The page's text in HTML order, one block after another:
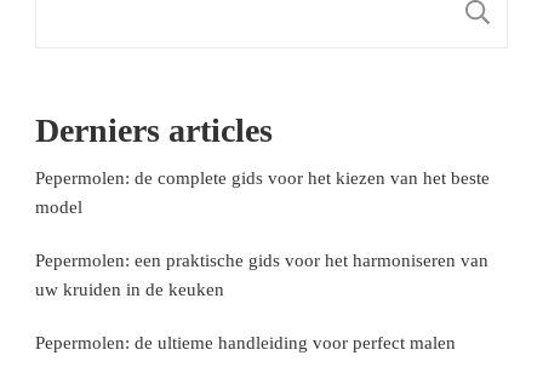
Derniers articles
Pepermolen: de complete gids voor het kiezen van het beste
model
Pepermolen: een praktische gids voor het harmoniseren van
uw kruiden in de keuken
Pepermolen: de ultieme handleiding voor perfect malen